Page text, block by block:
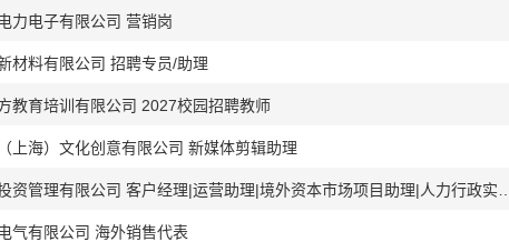
力电子有限公司 营销岗
材料有限公司 招聘专员/助理
教育培训有限公司 2027校园招聘教师
上海）文化创意有限公司 新媒体剪辑助理
气有限公司 海外销售代表